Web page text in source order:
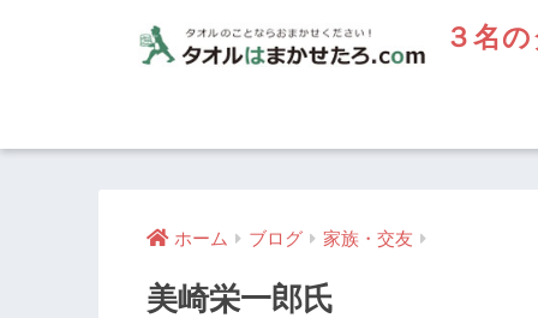
３名
ホーム ブログ 家族・交友
美崎栄一郎氏